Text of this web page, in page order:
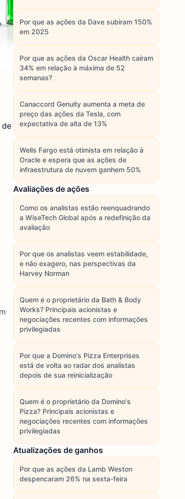
de
Por que as ações da Dave subiram 150%
em 2025
Por que as ações da Oscar Health caíram
34% em relação à máxima de 52
semanas?
Canaccord Genuity aumenta a meta de
preço das ações da Tesla, com
expectativa de alta de 13%
Wells Fargo está otimista em relação à
Oracle e espera que as ações de
infraestrutura de nuvem ganhem 50%
Avaliações de ações
Como os analistas estão reenquadrando
a WiseTech Global após a redefinição da
avaliação
Por que os analistas veem estabilidade,
e não exagero, nas perspectivas da
Harvey Norman
Quem é o proprietário da Bath & Body
Works? Principais acionistas e
negociações recentes com informações
privilegiadas
Por que a Domino's Pizza Enterprises
está de volta ao radar dos analistas
depois de sua reinicialização
Quem é o proprietário da Domino's
Pizza? Principais acionistas e
negociações recentes com informações
privilegiadas
Atualizações de ganhos
Por que as ações da Lamb Weston
despencaram 26% na sexta-feira